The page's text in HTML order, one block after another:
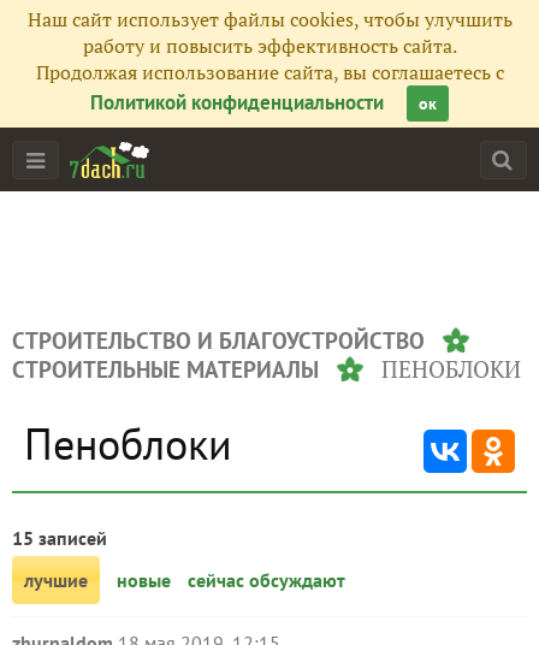
Наш сайт использует файлы cookies, чтобы улучшить
работу и повысить эффективность сайта.
Продолжая использование сайта, вы соглашаетесь с
Политикой конфиденциальности
ок
СТРОИТЕЛЬСТВО И БЛАГОУСТРОЙСТВО
СТРОИТЕЛЬНЫЕ МАТЕРИАЛЫ
ПЕНОБЛОКИ
Пеноблоки
15 записей
лучшие
новые сейчас обсуждают